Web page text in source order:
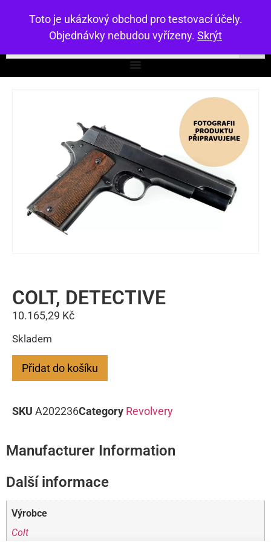
Toto je ukázkový obchod pro testovací účely.
Objednávky nebudou vyřízeny. Skrýt
COLT, DETECTIVE
10.165,29 Kč
Skladem
Přidat do košíku
SKU A202236Category Revolvery
Manufacturer Information
Další informace
Výrobce
Colt